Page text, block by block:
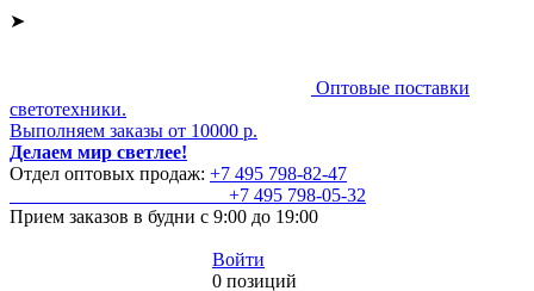
➤
Оптовые поставки
светотехники.
Выполняем заказы от 10000 р.
Делаем мир светлее!
Отдел оптовых продаж: +7 495 798-82-47
+7 495 798-05-32
Прием заказов в будни с 9:00 до 19:00
Войти
0 позиций